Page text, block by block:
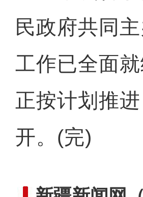
民政府共同
工作已全面
正按计划推
开。(完)